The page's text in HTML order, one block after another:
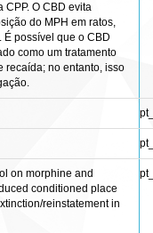
CPP. O CBD evita
do MPH em ratos,
É possível que o CBD
como um tratamento
recaída; no entanto, isso
on morphine and
conditioned place
reinstatement in